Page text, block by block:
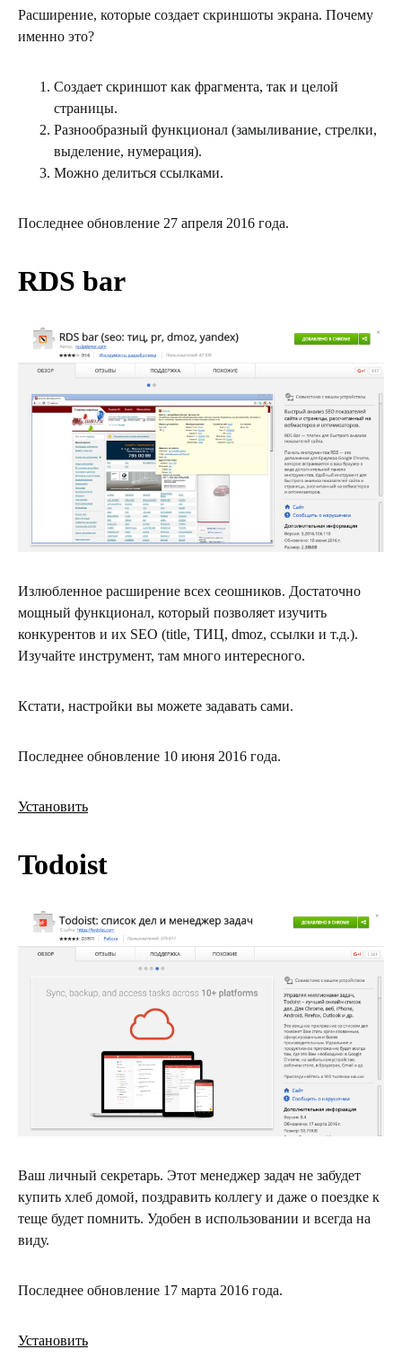
Расширение, которые создает скриншоты экрана. Почему
именно это?
Создает скриншот как фрагмента, так и целой
страницы.
Разнообразный функционал (замыливание, стрелки,
выделение, нумерация).
Можно делиться ссылками.
Последнее обновление 27 апреля 2016 года.
RDS bar
Излюбленное расширение всех сеошников. Достаточно
мощный функционал, который позволяет изучить
конкурентов и их SEO (title, ТИЦ, dmoz, ссылки и т.д.).
Изучайте инструмент, там много интересного.
Кстати, настройки вы можете задавать сами.
Последнее обновление 10 июня 2016 года.
Установить
Todoist
Ваш личный секретарь. Этот менеджер задач не забудет
купить хлеб домой, поздравить коллегу и даже о поездке к
теще будет помнить. Удобен в использовании и всегда на
виду.
Последнее обновление 17 марта 2016 года.
Установить